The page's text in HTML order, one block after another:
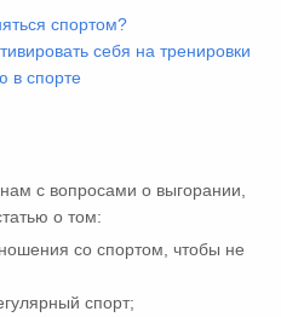
спортом?
себя на тренировки
в спорте
с вопросами о выгорании,
о том:
со спортом, чтобы не
спорт;